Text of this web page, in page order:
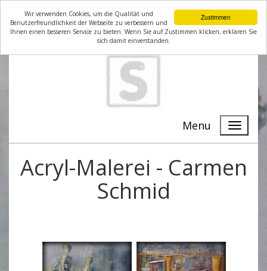
Zustimmen
Wir verwenden Cookies, um die Qualität und
Benutzerfreundlichkeit der Webseite zu verbessern und
Ihnen einen besseren Service zu bieten. Wenn Sie auf Zustimmen klicken, erklären Sie
sich damit einverstanden.
Menu
Acryl-Malerei - Carmen
Schmid